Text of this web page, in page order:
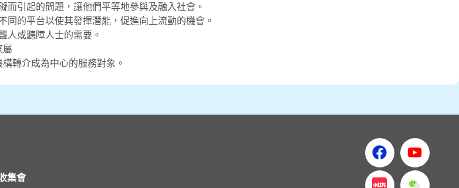
而引起的問題，讓他們平等地參與及融入社會。
同的平台以使其發揮潛能，促進向上流動的機會。
人或聽障人士的需要。
屬
轉介成為中心的服務對象。
集會